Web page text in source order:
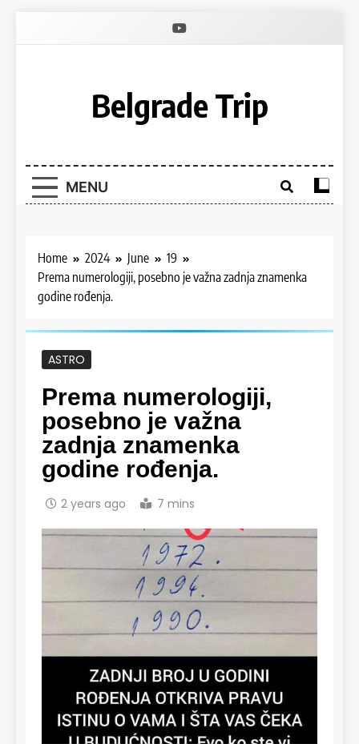
Belgrade Trip
MENU
Home 2024 June
19
Prema numerologiji, posebno je važna zadnja znamenka
godine rođenja.
ASTRO
Prema numerologiji,
posebno je važna
zadnja znamenka
godine rođenja.
2 years ago 7 mins